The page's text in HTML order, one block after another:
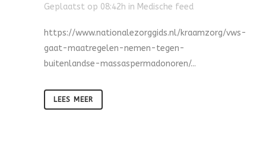
Geplaatst op 08:42h in Medische feed
https://www.nationalezorggids.nl/kraamzorg/vws-
gaat-maatregelen-nemen-tegen-
buitenlandse-massaspermadonoren/...
LEES MEER